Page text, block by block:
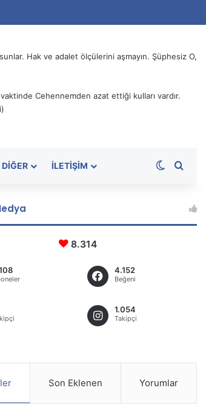
Hak ve adalet ölçülerini aşmayın. Şüphesiz O,
Cehennemden azat ettiği kulları vardır.
DIĞER İLETIŞIM Dış
8.314
4.152
Beğeni
1.054
Takipçi
Son Eklenen Yorumlar